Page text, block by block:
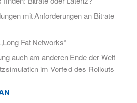
mit Anforderungen an Bitrate
Fat Networks“
auch am anderen Ende der Welt
im Vorfeld des Rollouts